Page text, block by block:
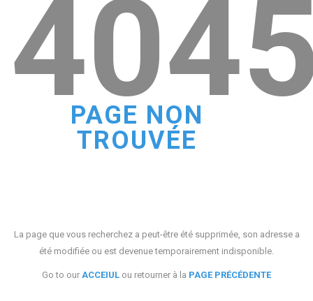
PAGE NON
TROUVÉE
La page que vous recherchez a peut-être été supprimée, son adresse a
été modifiée ou est devenue temporairement indisponible.
Go to our ACCEIUL ou retourner à la PAGE PRÉCÉDENTE